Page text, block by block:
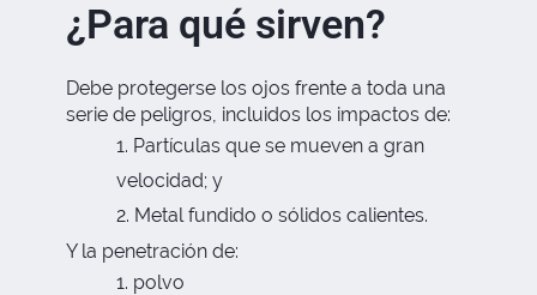
¿Para qué sirven?
Debe protegerse los ojos frente a toda una
serie de peligros, incluidos los impactos de:
Partículas que se mueven a gran
velocidad; y
Metal fundido o sólidos calientes.
Y la penetración de:
polvo